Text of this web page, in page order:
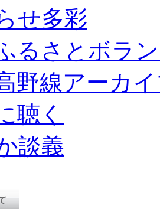
せ多彩
るさとボラ
野線アーカ
聴く
談義